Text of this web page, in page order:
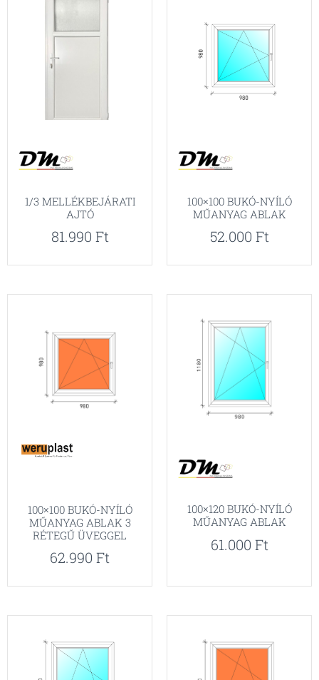
1/3 MELLÉKBEJÁRATI
AJTÓ
81.990 Ft
100×100 BUKÓ-NYÍLÓ
MŰANYAG ABLAK
52.000 Ft
100×100 BUKÓ-NYÍLÓ
MŰANYAG ABLAK 3
RÉTEGŰ ÜVEGGEL
62.990 Ft
100×120 BUKÓ-NYÍLÓ
MŰANYAG ABLAK
61.000 Ft